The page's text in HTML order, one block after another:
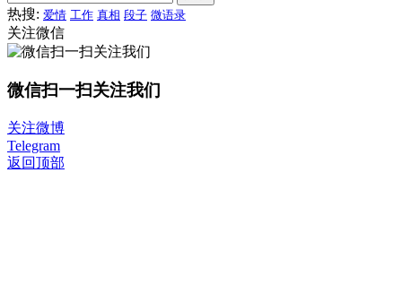
热搜: 爱情 工作 真相 段子 微语录
关注微信
微信扫一扫关注我们
关注微博
Telegram
返回顶部